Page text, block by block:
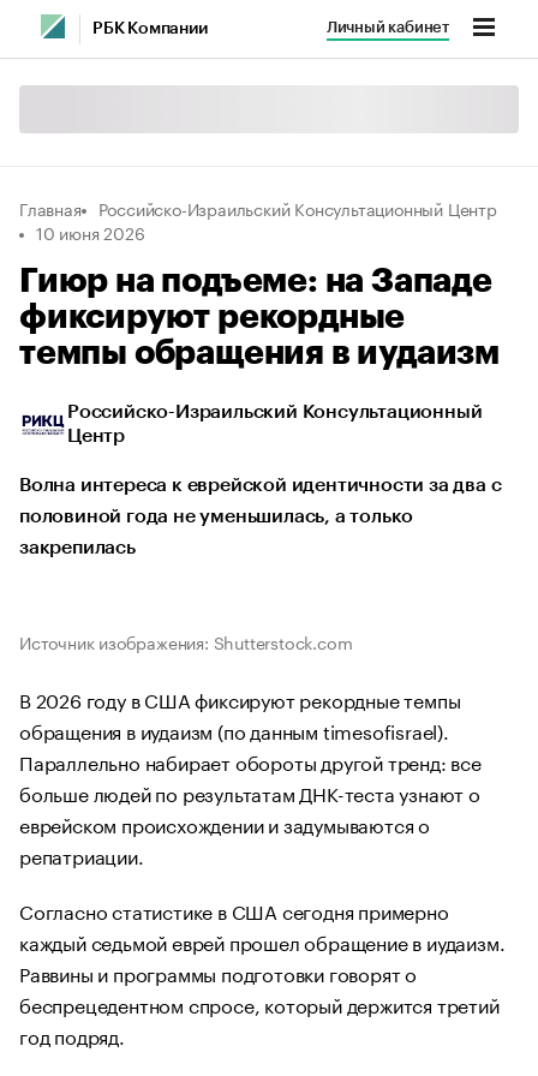
РБК Компании Личный кабинет
Главная
Российско-Израильский Консультационный Центр
10 июня 2026
Гиюр на подъеме: на Западе
фиксируют рекордные
темпы обращения в иудаизм
Российско-Израильский Консультационный
Центр
Волна интереса к еврейской идентичности за два с
половиной года не уменьшилась, а только
закрепилась
Источник изображения: Shutterstock.com
В 2026 году в США фиксируют рекордные темпы
обращения в иудаизм (по данным timesofisrael).
Параллельно набирает обороты другой тренд: все
больше людей по результатам ДНК-теста узнают о
еврейском происхождении и задумываются о
репатриации.
Согласно статистике в США сегодня примерно
каждый седьмой еврей прошел обращение в иудаизм.
Раввины и программы подготовки говорят о
беспрецедентном спросе, который держится третий
год подряд.